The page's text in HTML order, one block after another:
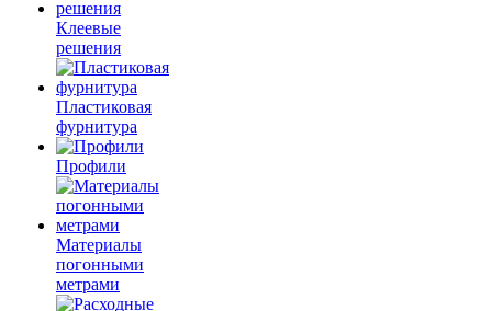
Клеевые
решения
Пластиковая
фурнитура
Профили
Материалы
погонными
метрами